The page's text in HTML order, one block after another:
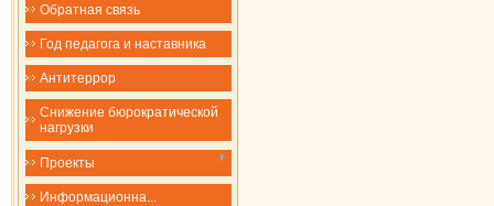
Обратная связь
Год педагога и наставника
Антитеррор
Снижение бюрократической
нагрузки
Проекты
​​​​​​​Информационна...